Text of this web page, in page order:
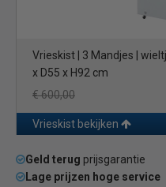
Vrieskist | 3 Mandjes |
x D55 x H92 cm
€ 600,00
Vrieskist bekijken
Geld terug prijsgarantie
Lage prijzen hoge service